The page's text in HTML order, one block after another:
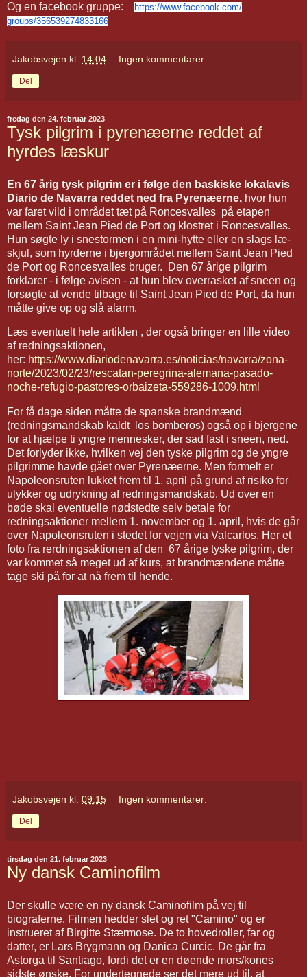
Og en facebook gruppe:
https://www.facebook.com/
groups/356539274833166
Jakobsvejen kl. 14.04 Ingen kommentarer:
Del
fredag den 24. februar 2023
Tysk pilgrim i pyrenæerne reddet af
hyrdes læskur
En 67 årig tysk pilgrim er i følge den baskiske lokalavis
Diario de Navarra reddet ned fra Pyrenæerne, hvor hun
var faret vild i området tæt på Roncesvalles på etapen
mellem Saint Jean Pied de Port og klostret i Roncesvalles.
Hun søgte ly i snestormen i en mini-hytte eller en slags læ-
skjul, som hyrderne i bjergområdet mellem Saint Jean Pied
de Port og Roncesvalles bruger. Den 67 årige pilgrim
forklarer - i følge avisen - at hun blev overrasket af sneen og
forsøgte at vende tilbage til Saint Jean Pied de Port, da hun
måtte give op og slå alarm.
Læs eventuelt hele artiklen , der også bringer en lille video
af redningsaktionen,
her: https://www.diariodenavarra.es/noticias/navarra/zona-
norte/2023/02/23/rescatan-peregrina-alemana-pasado-
noche-refugio-pastores-orbaizeta-559286-1009.html
For få dage siden måtte de spanske brandmænd
(redningsmandskab kaldt los bomberos) også op i bjergene
for at hjælpe ti yngre mennesker, der sad fast i sneen, ned.
Det forlyder ikke, hvilken vej den tyske pilgrim og de yngre
pilgrimme havde gået over Pyrenæerne. Men formelt er
Napoleonsruten lukket frem til 1. april på grund af risiko for
ulykker og udrykning af redningsmandskab. Ud over en
bøde skal eventuelle nødstedte selv betale for
redningsaktioner mellem 1. november og 1. april, hvis de går
over Napoleonsruten i stedet for vejen via Valcarlos. Her et
foto fra rerdningsaktionen af den 67 årige tyske pilgrim, der
var kommet så meget ud af kurs, at brandmændene måtte
tage ski på for at nå frem til hende.
Jakobsvejen kl. 09.15 Ingen kommentarer:
Del
tirsdag den 21. februar 2023
Ny dansk Caminofilm
Der skulle være en ny dansk Caminofilm på vej til
biograferne. Filmen hedder slet og ret "Camino" og er
instrueret af Birgitte Stærmose. De to hovedroller, far og
datter, er Lars Brygmann og Danica Curcic. De går fra
Astorga til Santiago, fordi det er en døende mors/kones
sidste ønske. For undertegnede ser det mere ud til, at